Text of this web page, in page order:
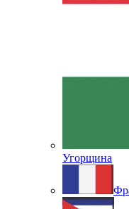
Угорщина